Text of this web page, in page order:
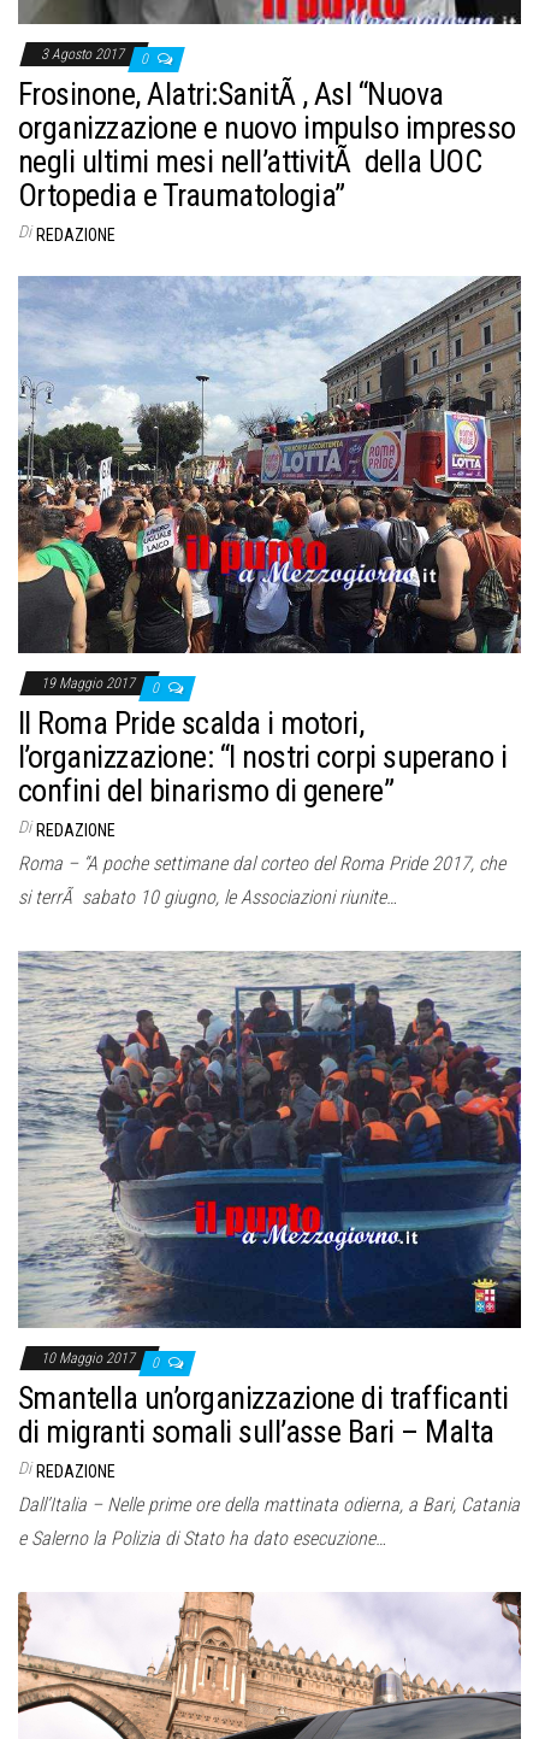
3 Agosto 2017 0
Frosinone, Alatri:SanitÃ , Asl “Nuova
organizzazione e nuovo impulso impresso
negli ultimi mesi nell’attivitÃ della UOC
Ortopedia e Traumatologia”
Di REDAZIONE
19 Maggio 2017 0
Il Roma Pride scalda i motori,
l’organizzazione: “I nostri corpi superano i
confini del binarismo di genere”
Di REDAZIONE
Roma – “A poche settimane dal corteo del Roma Pride 2017, che
si terrÃ sabato 10 giugno, le Associazioni riunite…
10 Maggio 2017 0
Smantella un’organizzazione di trafficanti
di migranti somali sull’asse Bari – Malta
Di REDAZIONE
Dall’Italia – Nelle prime ore della mattinata odierna, a Bari, Catania
e Salerno la Polizia di Stato ha dato esecuzione…